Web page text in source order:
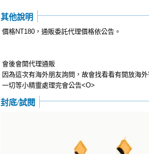
其他說明
價格NT180，通販委託代理價格依公告。
會後會開代理通販
因為這次有海外朋友詢問，故會找看看有開放海外
一切等小精靈處理完會公告<O>
封底/試閱